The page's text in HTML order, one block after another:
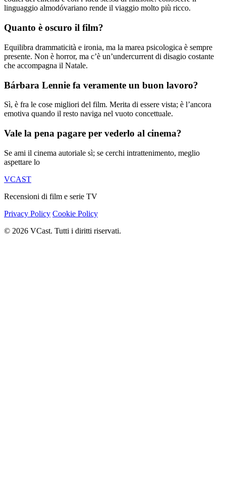
linguaggio almodóvariano rende il viaggio molto più ricco.
Quanto è oscuro il film?
Equilibra drammaticità e ironia, ma la marea psicologica è sempre
presente. Non è horror, ma c’è un’undercurrent di disagio costante
che accompagna il Natale.
Bárbara Lennie fa veramente un buon lavoro?
Sì, è fra le cose migliori del film. Merita di essere vista; è l’ancora
emotiva quando il resto naviga nel vuoto concettuale.
Vale la pena pagare per vederlo al cinema?
Se ami il cinema autoriale sì; se cerchi intrattenimento, meglio
aspettare lo
VCAST
Recensioni di film e serie TV
Privacy Policy Cookie Policy
© 2026 VCast. Tutti i diritti riservati.